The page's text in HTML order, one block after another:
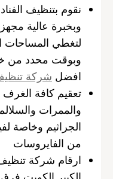
نقوم بتنظيف
وبخبرة عالية
لتغطي المساحات
وبوقت محدد من
افضل شركة
تعقيم كافة
والممرات
الجراثيم وخاصة
من الفايروسات
ارقام شركة